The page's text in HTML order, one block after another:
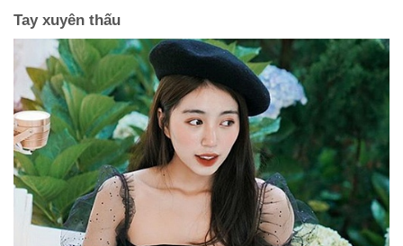
Tay xuyên thấu